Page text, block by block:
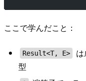
ここで学んだこと：
Result<T, E>
型